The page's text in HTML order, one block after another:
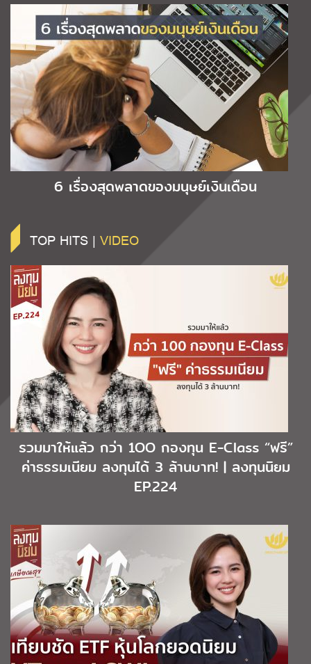
6 เรื่องสุดพลาดของมนุษย์เงินเดือน
TOP HITS | VIDEO
รวมมาให้แล้ว กว่า 1OO กองทุน E-Class “ฟรี”
ค่าธรรมเนียม ลงทุนได้ 3 ล้านบาท! | ลงทุนนิยม
EP.224